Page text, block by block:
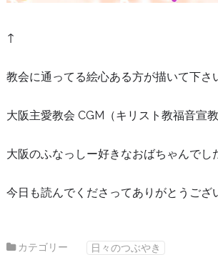
↑
教会に通ってる絵心ある方が描いて下さ
大阪主愛教会 CGM（キリスト教福音宣教
大阪のふなっしー好きなおばちゃんでし
今日も読んでくださってありがとうござ
カテゴリー 日々のつぶやき